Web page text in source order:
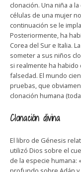
clonación. Una niña a
células de una mujer
continuación se le
Posteriormente, ha
Corea del Sur e Italia.
someter a sus niños
si realmente ha habido
falsedad. El mundo
pruebas, que
clonación humana
Clonación divina
El libro de Génesis
utilizó Dios sobre el
de la especie humana: